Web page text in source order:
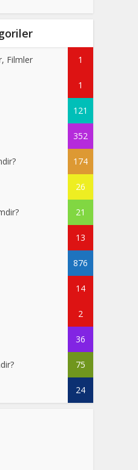
Filmler 1
1
121
352
174
26
21
13
876
14
2
36
75
24